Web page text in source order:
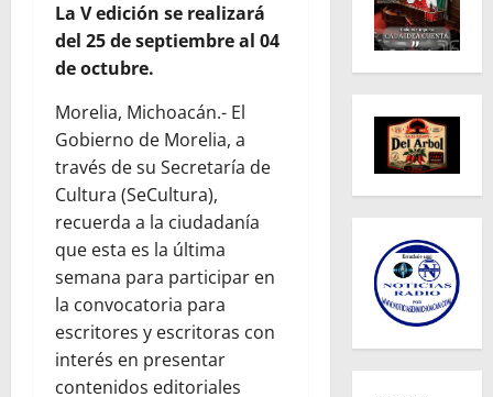
La V edición se realizará
del 25 de septiembre al 04
de octubre.
Morelia, Michoacán.- El
Gobierno de Morelia, a
través de su Secretaría de
Cultura (SeCultura),
recuerda a la ciudadanía
que esta es la última
semana para participar en
la convocatoria para
escritores y escritoras con
interés en presentar
contenidos editoriales